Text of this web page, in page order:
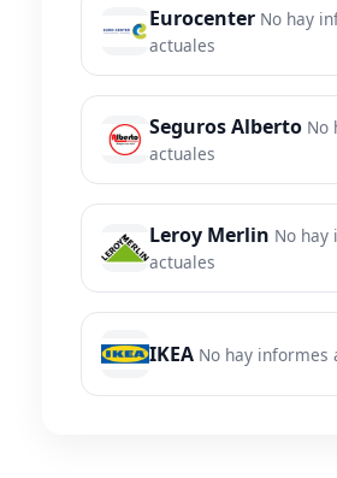
Eurocenter No hay
actuales
Seguros Alberto No
actuales
Leroy Merlin No hay
actuales
IKEA No hay informes